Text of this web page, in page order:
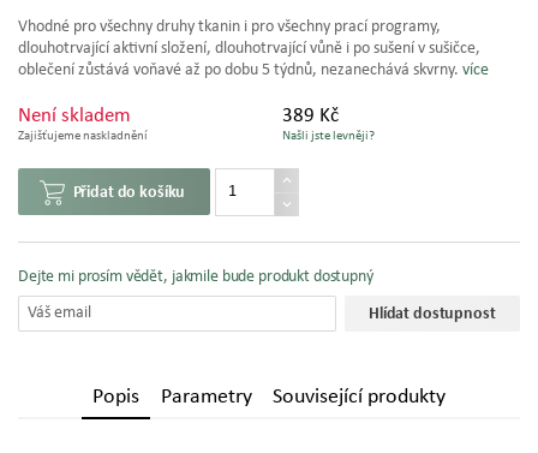
Vhodné pro všechny druhy tkanin i pro všechny prací programy,
dlouhotrvající aktivní složení, dlouhotrvající vůně i po sušení v sušičce,
oblečení zůstává voňavé až po dobu 5 týdnů, nezanechává skvrny. více
Není skladem
Zajišťujeme naskladnění
389 Kč
Našli jste levněji?
Přidat do košíku
Dejte mi prosím vědět, jakmile bude produkt dostupný
Hlídat dostupnost
Popis Parametry Související produkty